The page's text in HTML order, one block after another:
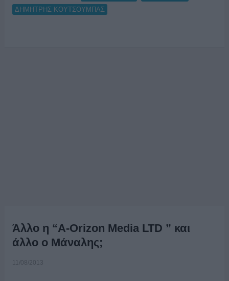
ΔΗΜΗΤΡΗΣ ΚΟΥΤΣΟΥΜΠΑΣ
Άλλο η “A-Orizon Media LTD ” και
άλλο ο Μάναλης;
11/08/2013